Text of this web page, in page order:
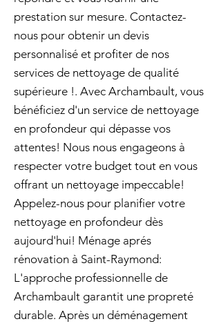
prestation sur mesure. Contactez-
nous pour obtenir un devis
personnalisé et profiter de nos
services de nettoyage de qualité
supérieure !. Avec Archambault, vous
bénéficiez d'un service de nettoyage
en profondeur qui dépasse vos
attentes! Nous nous engageons à
respecter votre budget tout en vous
offrant un nettoyage impeccable!
Appelez-nous pour planifier votre
nettoyage en profondeur dès
aujourd'hui! Ménage aprés
rénovation à Saint-Raymond:
L'approche professionnelle de
Archambault garantit une propreté
durable. Après un déménagement